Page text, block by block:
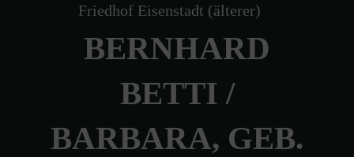
Friedhof Eisenstadt (älterer)
BERNHARD
BETTI /
BARBARA, GEB.